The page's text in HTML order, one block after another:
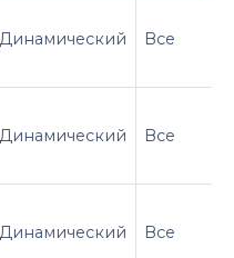
Динамический Все
Динамический Все
Динамический Все